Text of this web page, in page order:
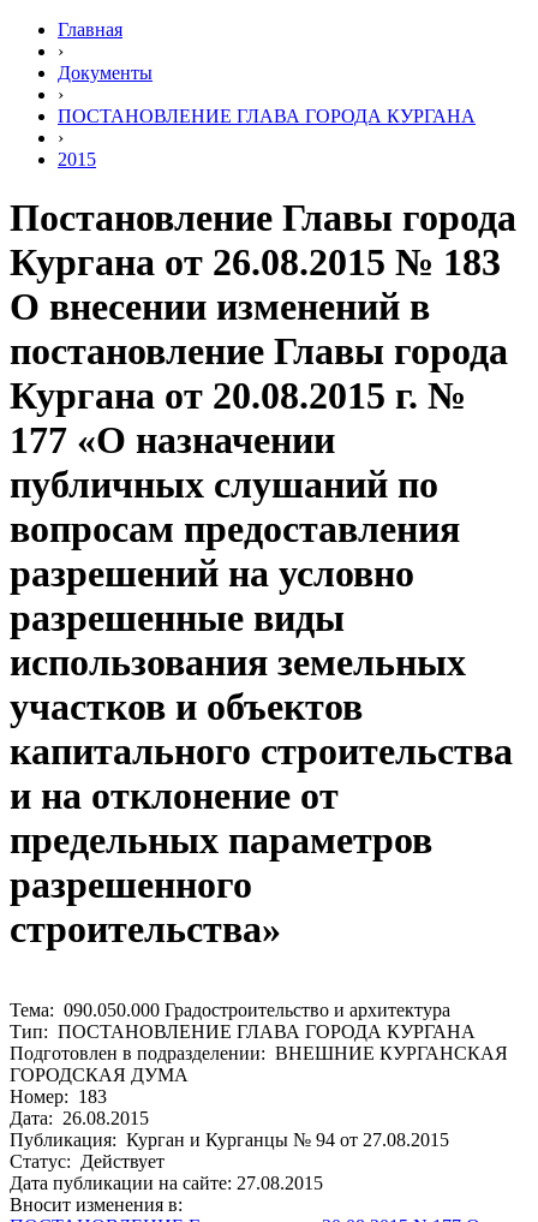
Главная
›
Документы
›
ПОСТАНОВЛЕНИЕ ГЛАВА ГОРОДА КУРГАНА
›
2015
Постановление Главы города
Кургана от 26.08.2015 № 183
О внесении изменений в
постановление Главы города
Кургана от 20.08.2015 г. №
177 «О назначении
публичных слушаний по
вопросам предоставления
разрешений на условно
разрешенные виды
использования земельных
участков и объектов
капитального строительства
и на отклонение от
предельных параметров
разрешенного
строительства»
Тема: 090.050.000 Градостроительство и архитектура
Тип: ПОСТАНОВЛЕНИЕ ГЛАВА ГОРОДА КУРГАНА
Подготовлен в подразделении: ВНЕШНИЕ КУРГАНСКАЯ
ГОРОДСКАЯ ДУМА
Номер: 183
Дата: 26.08.2015
Публикация: Курган и Курганцы № 94 от 27.08.2015
Статус: Действует
Дата публикации на сайте: 27.08.2015
Вносит изменения в: